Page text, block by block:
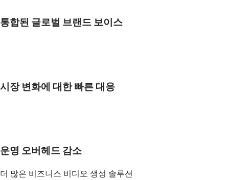
통합된 글로벌 브랜드 보이스
시장 변화에 대한 빠른 대응
운영 오버헤드 감소
더 많은 비즈니스 비디오 생성 솔루션